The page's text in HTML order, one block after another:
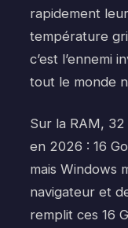
rapidement
température
c’est l’ennemi
tout le monde
Sur la RAM,
en 2026 : 16
mais Windows
navigateur et
remplit ces 16